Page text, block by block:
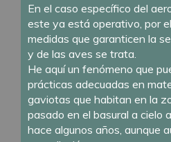
En el caso específico del
este ya está operativo, por
medidas que garanticen la
y de las aves se trata.
He aquí un fenómeno que
prácticas adecuadas en
gaviotas que habitan en la
pasado en el basural a cielo
hace algunos años, aunque